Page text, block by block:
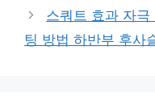
스쿼트 효과 자
팅 방법 하반부 후사